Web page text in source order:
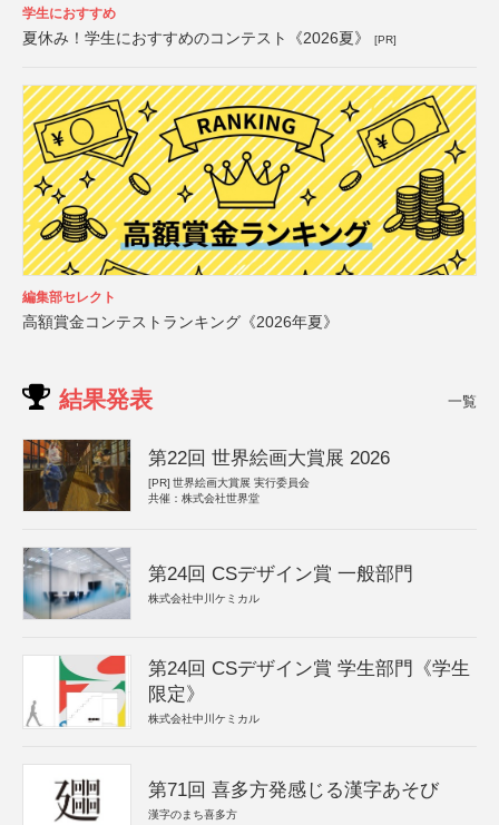
学生におすすめ
夏休み！学生におすすめのコンテスト《2026夏》 [PR]
編集部セレクト
高額賞金コンテストランキング《2026年夏》
結果発表 一覧
第22回 世界絵画大賞展 2026
[PR] 世界絵画大賞展 実行委員会
共催：株式会社世界堂
第24回 CSデザイン賞 一般部門
株式会社中川ケミカル
第24回 CSデザイン賞 学生部門《学生
限定》
株式会社中川ケミカル
第71回 喜多方発感じる漢字あそび
漢字のまち喜多方